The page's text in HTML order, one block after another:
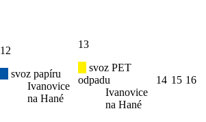
12
svoz papíru
Ivanovice
na Hané
13
svoz PET
odpadu
Ivanovice
na Hané
14 15 16